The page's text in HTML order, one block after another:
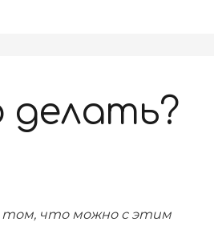
том, что можно с этим